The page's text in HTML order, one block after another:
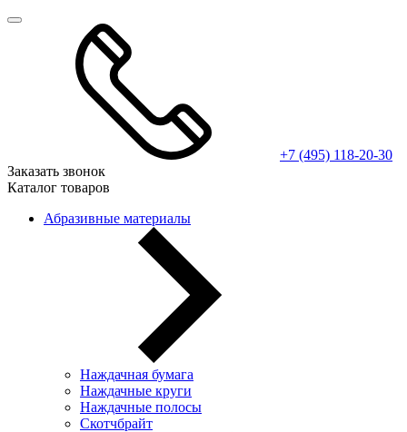
+7 (495) 118-20-30
Заказать звонок
Каталог товаров
Абразивные материалы
Наждачная бумага
Наждачные круги
Наждачные полосы
Скотчбрайт